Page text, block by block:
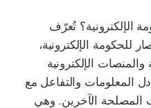
الإلكترونية؟ تُعرّف
للحكومة الإلكترونية،
والمنصات الإلكترونية
المعلومات والتفاعل مع
المصلحة الآخرين. وهي